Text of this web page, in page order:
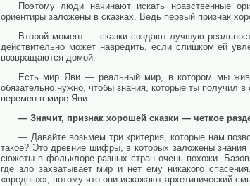
Поэтому люди начинают искать нравственные
ориентиры заложены в сказках. Ведь первый признак
Второй момент — сказки создают лучшую
действительно может навредить, если слишком ей
возвращаются домой.
Есть мир Яви — реальный мир, в котором мы
обязательно нужно, чтобы знания, которые ты получил
перемен в мире Яви.
— Значит, признак хорошей сказки — четкое
— Давайте возьмем три критерия, которые нам
такое? Это древние шифры, в которых заложены
сюжеты в фольклоре разных стран очень похожи.
где зло захватывает мир и нет ему никакого
«вредных», потому что они искажают архетипический